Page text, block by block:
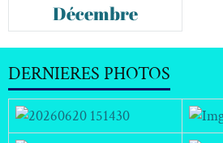
Décembre
DERNIERES PHOTOS